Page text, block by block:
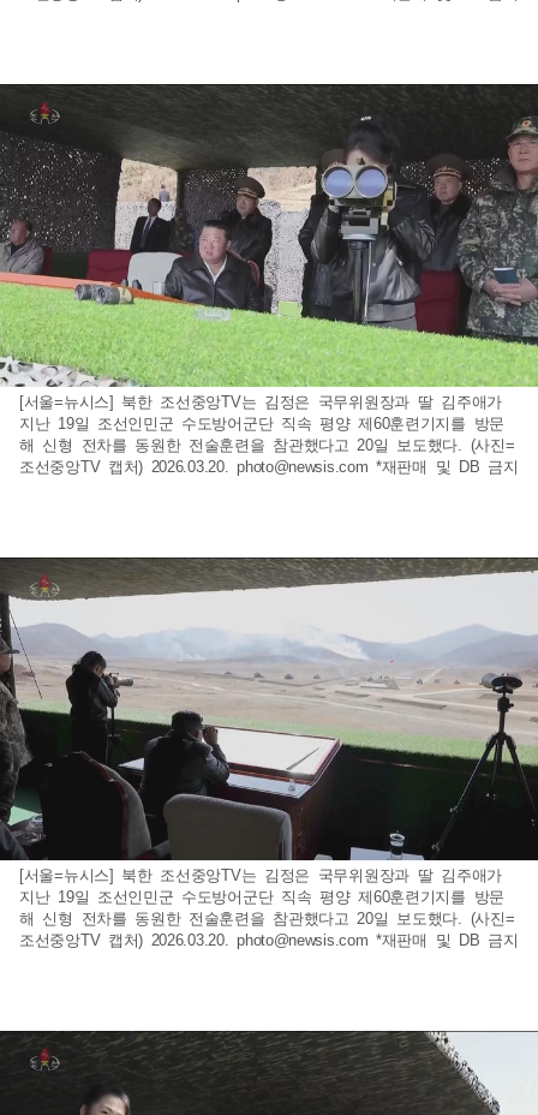
[서울=뉴시스] 북한 조선중앙TV는 김정은 국무위원장과 딸 김주애가
지난 19일 조선인민군 수도방어군단 직속 평양 제60훈련기지를 방문
해 신형 전차를 동원한 전술훈련을 참관했다고 20일 보도했다. (사진=
조선중앙TV 캡처) 2026.03.20.photo@newsis.com *재판매 및 DB 금지
[서울=뉴시스] 북한 조선중앙TV는 김정은 국무위원장과 딸 김주애가
지난 19일 조선인민군 수도방어군단 직속 평양 제60훈련기지를 방문
해 신형 전차를 동원한 전술훈련을 참관했다고 20일 보도했다. (사진=
조선중앙TV 캡처) 2026.03.20.photo@newsis.com *재판매 및 DB 금지